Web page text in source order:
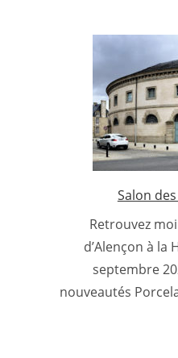
Salon
Retrouvez
d’Alençon à la
septembre
nouveautés